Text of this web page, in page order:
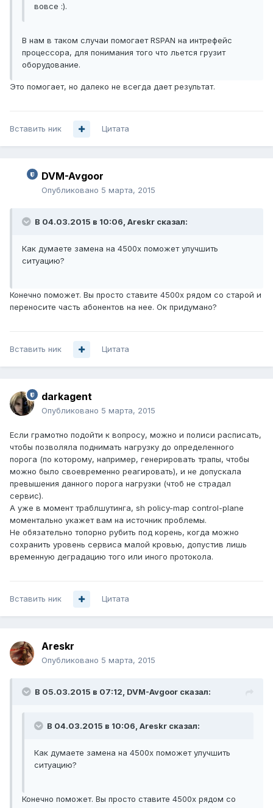
вовсе :).
В нам в таком случаи помогает RSPAN на интрефейс
процессора, для понимания того что льется грузит
оборудование.
Это помогает, но далеко не всегда дает результат.
Вставить ник Цитата
DVM-Avgoor
Опубликовано 5 марта, 2015
В 04.03.2015 в 10:06, Areskr сказал:
Как думаете замена на 4500x поможет улучшить
ситуацию?
Конечно поможет. Вы просто ставите 4500х рядом со старой и
переносите часть абонентов на нее. Ок придумано?
Вставить ник Цитата
darkagent
Опубликовано 5 марта, 2015
Если грамотно подойти к вопросу, можно и полиси расписать,
чтобы позволяла поднимать нагрузку до определенного
порога (по которому, например, генерировать трапы, чтобы
можно было своевременно реагировать), и не допускала
превышения данного порога нагрузки (чтоб не страдал
сервис).
А уже в момент траблшутинга, sh policy-map control-plane
моментально укажет вам на источник проблемы.
Не обязательно топорно рубить под корень, когда можно
сохранить уровень сервиса малой кровью, допустив лишь
временную деградацию того или иного протокола.
Вставить ник Цитата
Areskr
Опубликовано 5 марта, 2015
В 05.03.2015 в 07:12, DVM-Avgoor сказал:
В 04.03.2015 в 10:06, Areskr сказал:
Как думаете замена на 4500x поможет улучшить
ситуацию?
Конечно поможет. Вы просто ставите 4500х рядом со